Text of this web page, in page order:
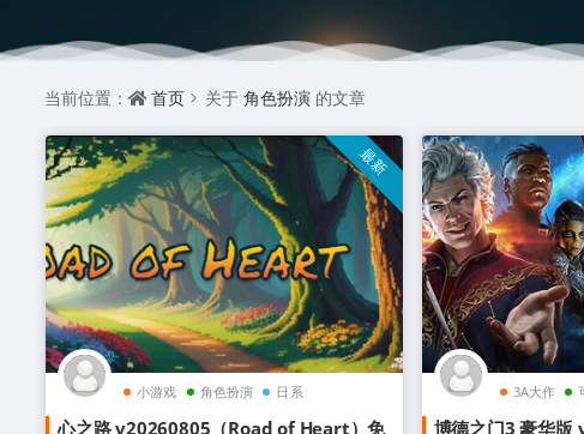
当前位置： 首页 关于 角色扮演 的文章
最新
小游戏 角色扮演 日系
心之路 v20260805（Road of Heart）免
3A大作
博德之门3 豪华版